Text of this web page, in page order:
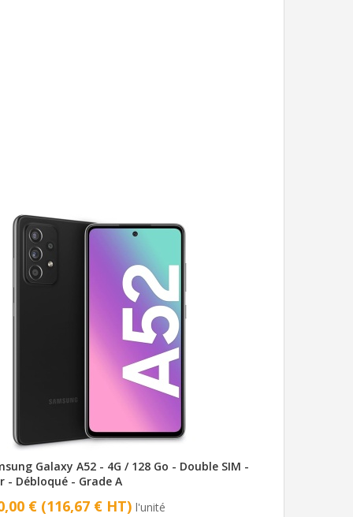
Galaxy A52 - 4G / 128 Go - Double SIM -
- Débloqué - Grade A
€ (116,67 € HT) l'unité